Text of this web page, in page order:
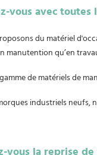
vous avec toutes
du matériel
manutention qu’en
de matériels de
industriels neufs,